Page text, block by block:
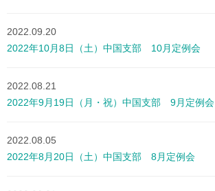
2022.09.20
2022年10月8日（土）中国支部 10月定例会
2022.08.21
2022年9月19日（月・祝）中国支部 9月定例会
2022.08.05
2022年8月20日（土）中国支部 8月定例会